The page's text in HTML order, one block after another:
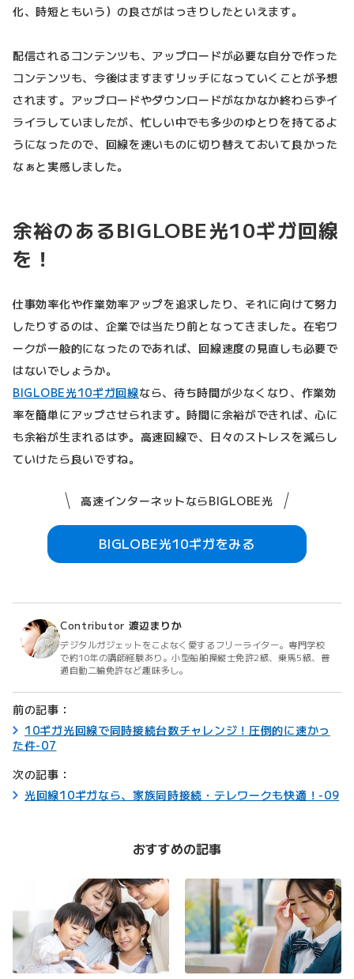
化、時短ともいう）の良さがはっきりしたといえます。
配信されるコンテンツも、アップロードが必要な自分で作った
コンテンツも、今後はますますリッチになっていくことが予想
されます。アップロードやダウンロードがなかなか終わらずイ
ライラしていましたが、忙しい中でも多少のゆとりを持てるよ
うになったので、回線を速いものに切り替えておいて良かった
なぁと実感しました。
余裕のあるBIGLOBE光10ギガ回線
を！
仕事効率化や作業効率アップを追求したり、それに向けて努力
したりするのは、企業では当たり前となってきました。在宅ワ
ークが一般的になったのであれば、回線速度の見直しも必要で
はないでしょうか。
BIGLOBE光10ギガ回線なら、待ち時間が少なくなり、作業効
率を簡単にアップさせられます。時間に余裕ができれば、心に
も余裕が生まれるはず。高速回線で、日々のストレスを減らし
ていけたら良いですね。
高速インターネットならBIGLOBE光
BIGLOBE光10ギガをみる
Contributor 渡辺まりか
デジタルガジェットをこよなく愛するフリーライター。専門学校
で約10年の講師経験あり。小型船舶操縦士免許2級、乗馬5級、普
通自動二輪免許など趣味多し。
前の記事：
10ギガ光回線で同時接続台数チャレンジ！圧倒的に速かっ
た件-07
次の記事：
光回線10ギガなら、家族同時接続・テレワークも快適！-09
おすすめの記事